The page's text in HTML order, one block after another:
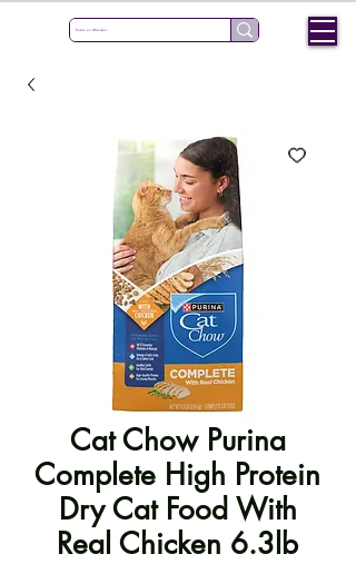
Cat Chow Purina
Complete High Protein
Dry Cat Food With
Real Chicken 6.3lb